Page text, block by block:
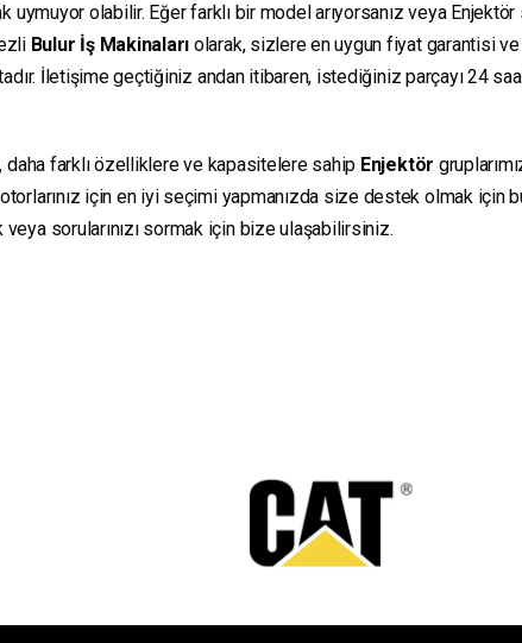
uymuyor olabilir. Eğer farklı bir model arıyorsanız veya
Bulur İş Makinaları olarak, sizlere en uygun fiyat garantisi
İletişime geçtiğiniz andan itibaren, istediğiniz parçayı 24
daha farklı özelliklere ve kapasitelere sahip Enjektör
için en iyi seçimi yapmanızda size destek olmak için
sorularınızı sormak için bize ulaşabilirsiniz.